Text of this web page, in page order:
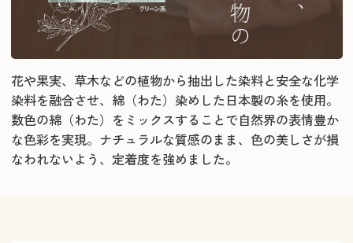
花や果実、草木などの植物から抽出した染料と安全な化学
染料を融合させ、綿（わた）染めした日本製の糸を使用。
数色の綿（わた）をミックスすることで自然界の表情豊か
な色彩を実現。ナチュラルな質感のまま、色の美しさが損
なわれないよう、定着度を強めました。